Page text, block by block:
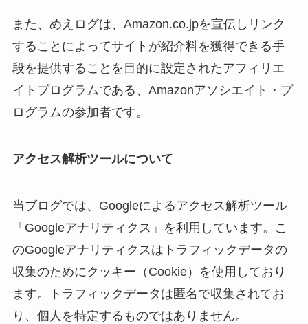
また、めえログは、Amazon.co.jpを宣伝しリンク
することによってサイトが紹介料を獲得できる手
段を提供することを目的に設定されたアフィリエ
イトプログラムである、Amazonアソシエイト・プ
ログラムの参加者です。
アクセス解析ツールについて
当ブログでは、Googleによるアクセス解析ツール
「Googleアナリティクス」を利用しています。こ
のGoogleアナリティクスはトラフィックデータの
収集のためにクッキー（Cookie）を使用しており
ます。トラフィックデータは匿名で収集されてお
り、個人を特定するものではありません。